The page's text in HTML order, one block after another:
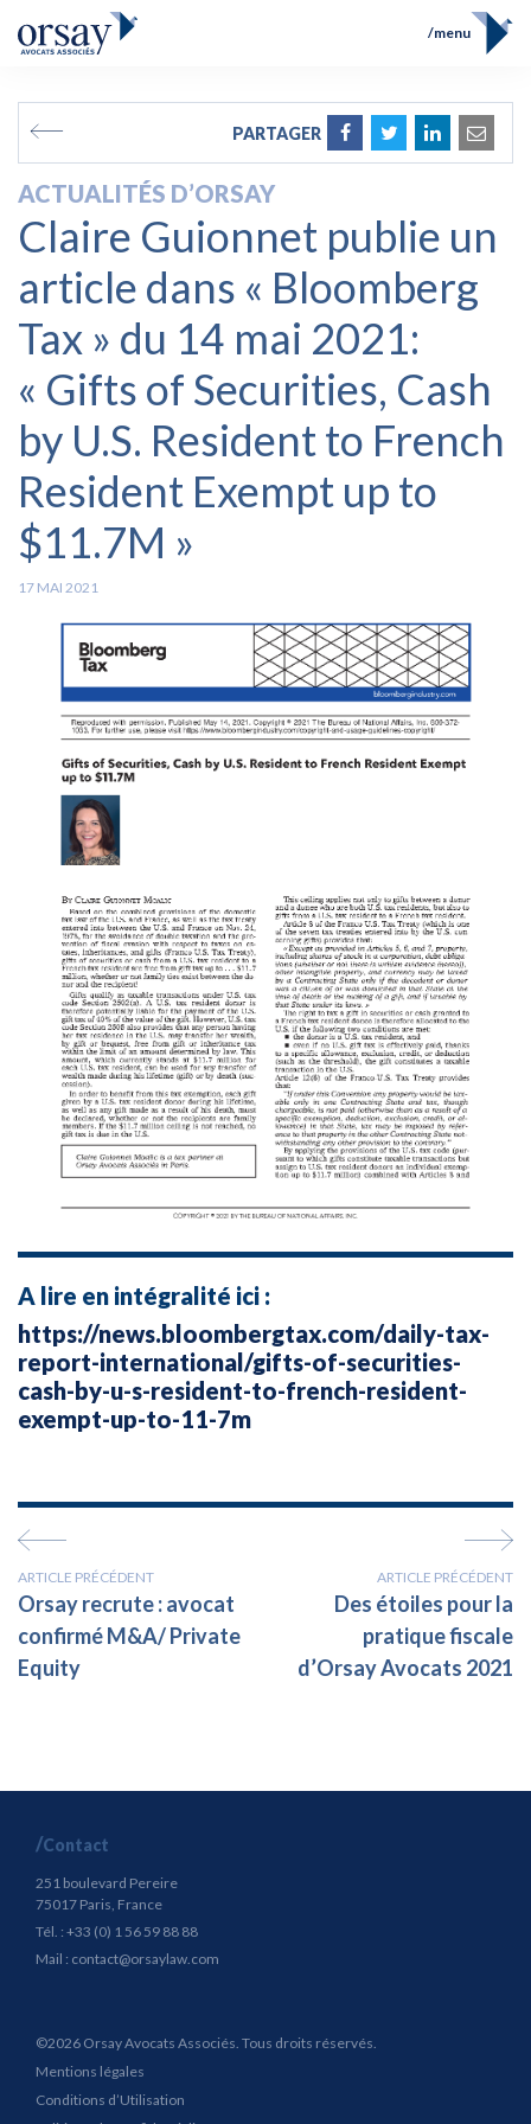
FR
menu
Compétences
Prix et Distinctions
Opérations
Actualités
Contact
PARTAGER
ACTUALITÉS D’ORSAY
Claire Guionnet publie un
article dans « Bloomberg
Tax » du 14 mai 2021:
« Gifts of Securities, Cash
by U.S. Resident to French
Resident Exempt up to
$11.7M »
17 MAI 2021
A lire en intégralité ici :
https://news.bloombergtax.com/daily-tax-
report-international/gifts-of-securities-
cash-by-u-s-resident-to-french-resident-
exempt-up-to-11-7m
ARTICLE PRÉCÉDENT
Orsay recrute : avocat
confirmé M&A/ Private
Equity
ARTICLE PRÉCÉDENT
Des étoiles pour la
pratique fiscale
d’Orsay Avocats 2021
Contact
251 boulevard Pereire
75017 Paris, France
Tél. : +33 (0) 1 56 59 88 88
Mail : contact@orsaylaw.com
©2026 Orsay Avocats Associés. Tous droits réservés.
Mentions légales
Conditions d’Utilisation